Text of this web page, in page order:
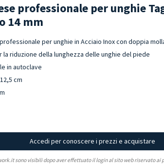
professionale per unghie
14 mm
per unghie in Acciaio Inox con doppia
la riduzione della lunghezza delle unghie del piede
in autoclave
cm
Accedi per conoscere i prezzi e acquistare
sono visibili dopo aver effettuato il login al sito web riservato ai